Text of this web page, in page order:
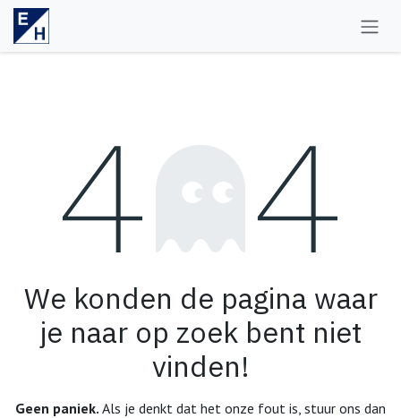
Overslaan naar inhoud
Fout 404
We konden de pagina waar
je naar op zoek bent niet
vinden!
Geen paniek. Als je denkt dat het onze fout is, stuur ons dan